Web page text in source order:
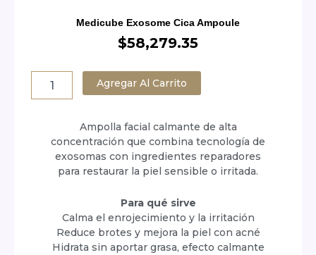
Medicube Exosome Cica Ampoule
$58,279.35
Exosome
Ampoule
Agregar Al Carrito
Ampolla facial calmante de alta
concentración que combina tecnología de
exosomas con ingredientes reparadores
para restaurar la piel sensible o irritada.
Para qué sirve
Calma el enrojecimiento y la irritación
Reduce brotes y mejora la piel con acné
Hidrata sin aportar grasa, efecto calmante